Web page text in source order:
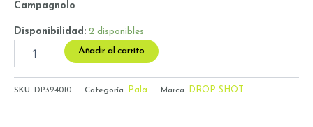
Campagnolo
Disponibilidad: 2 disponibles
Añadir al carrito
SKU: DP324010 Categoría: Pala Marca: DROP SHOT